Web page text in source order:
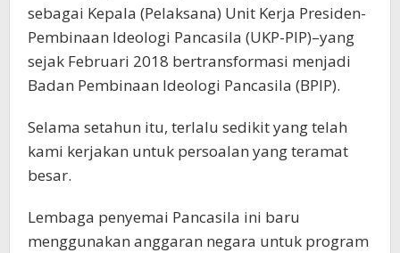
sebagai Kepala (Pelaksana) Unit Kerja Presiden-
Pembinaan Ideologi Pancasila (UKP-PIP)–yang
sejak Februari 2018 bertransformasi menjadi
Badan Pembinaan Ideologi Pancasila (BPIP).
Selama setahun itu, terlalu sedikit yang telah
kami kerjakan untuk persoalan yang teramat
besar.
Lembaga penyemai Pancasila ini baru
menggunakan anggaran negara untuk program